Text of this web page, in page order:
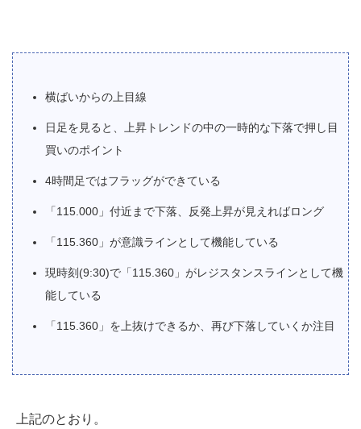
横ばいからの上目線
日足を見ると、上昇トレンドの中の一時的な下落で押し目
買いのポイント
4時間足ではフラッグができている
「115.000」付近まで下落、反発上昇が見えればロング
「115.360」が意識ラインとして機能している
現時刻(9:30)で「115.360」がレジスタンスラインとして機
能している
「115.360」を上抜けできるか、再び下落していくか注目
上記のとおり。